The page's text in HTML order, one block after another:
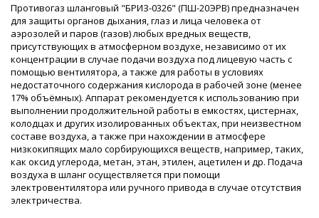
Противогаз шланговый "БРИЗ-0326" (ПШ-20ЭРВ) предназначен
для защиты органов дыхания, глаз и лица человека от
аэрозолей и паров (газов) любых вредных веществ,
присутствующих в атмосферном воздухе, независимо от их
концентрации в случае подачи воздуха под лицевую часть с
помощью вентилятора, а также для работы в условиях
недостаточного содержания кислорода в рабочей зоне (менее
17% объёмных). Аппарат рекомендуется к использованию при
выполнении продолжительной работы в емкостях, цистернах,
колодцах и других изолированных объектах, при неизвестном
составе воздуха, а также при нахождении в атмосфере
низкокипящих мало сорбирующихся веществ, например, таких,
как оксид углерода, метан, этан, этилен, ацетилен и др. Подача
воздуха в шланг осуществляется при помощи
электровентилятора или ручного привода в случае отсутствия
электричества.